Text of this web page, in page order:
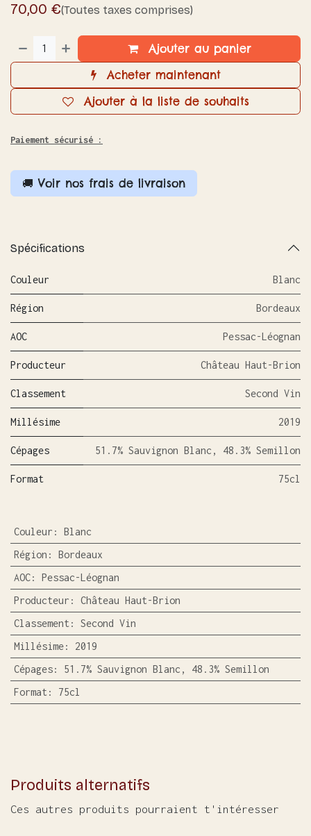
70,00 €(Toutes taxes comprises)
Ajouter au panier
Acheter maintenant
Ajouter à la liste de souhaits
Paiement sécurisé :
🚚 Voir nos frais de livraison
Spécifications
Couleur Blanc
Région Bordeaux
AOC Pessac-Léognan
Producteur Château Haut-Brion
Classement Second Vin
Millésime 2019
Cépages 51.7% Sauvignon Blanc, 48.3% Semillon
Format 75cl
Couleur : Blanc
Région : Bordeaux
AOC: Pessac-Léognan
Producteur : Château Haut-Brion
Classement : Second Vin
Millésime: 2019
Cépages: 51.7% Sauvignon Blanc, 48.3% Semillon
Format : 75cl
Produits alternatifs
Ces autres produits pourraient t'intéresser